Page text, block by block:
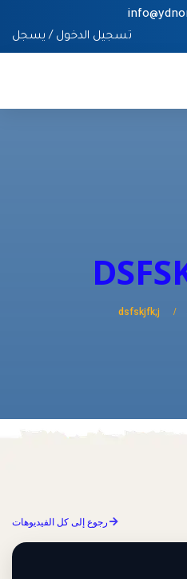
تسجيل الدخول / يسجل
dsfskjfk;j
رجوع إلى كل الفيديوهات